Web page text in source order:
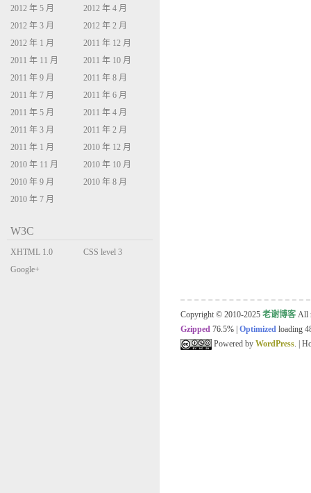
2012 年 5 月
2012 年 4 月
2012 年 3 月
2012 年 2 月
2012 年 1 月
2011 年 12 月
2011 年 11 月
2011 年 10 月
2011 年 9 月
2011 年 8 月
2011 年 7 月
2011 年 6 月
2011 年 5 月
2011 年 4 月
2011 年 3 月
2011 年 2 月
2011 年 1 月
2010 年 12 月
2010 年 11 月
2010 年 10 月
2010 年 9 月
2010 年 8 月
2010 年 7 月
W3C
XHTML 1.0
Transitional
CSS level 3
Google+
Copyright © 2010-2025 老谢博客 All
Gzipped 76.5% Optimized loading
Powered by WordPress. |